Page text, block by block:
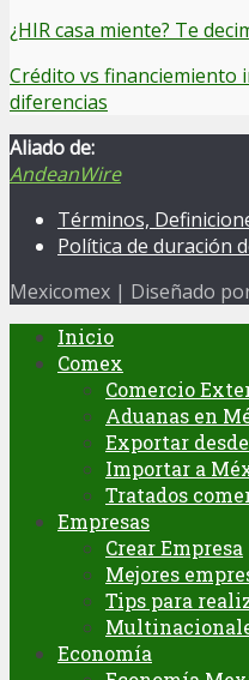
¿HIR casa miente? Te
Crédito vs financiemiento
diferencias
Aliado de:
AndeanWire
Términos,
Política de duración
Mexicomex | Diseñado
Inicio
Comex
Comercio
Aduanas en
Exportar
Importar a
Tratados
Empresas
Crear Empresa
Mejores
Tips para
Economía